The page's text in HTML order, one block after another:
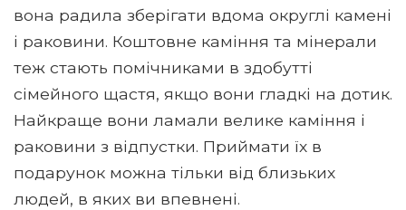
вона радила зберігати вдома округлі камені
і раковини. Коштовне каміння та мінерали
теж стають помічниками в здобутті
сімейного щастя, якщо вони гладкі на дотик.
Найкраще вони ламали велике каміння і
раковини з відпустки. Приймати їх в
подарунок можна тільки від близьких
людей, в яких ви впевнені.